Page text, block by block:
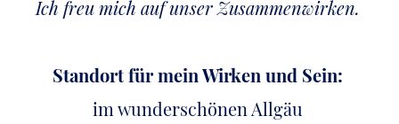
Ich freu mich auf unser Zusammenwirken.
Standort für mein Wirken und Sein:
im wunderschönen Allgäu